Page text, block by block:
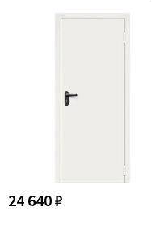
24 640 ₽